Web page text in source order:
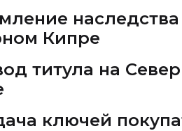
наследства
Кипре
титула на
ключей